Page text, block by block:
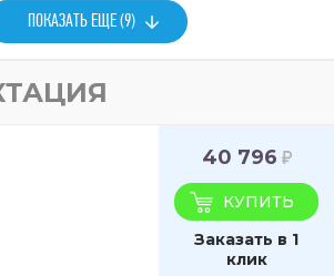
ПОКАЗАТЬ ЕЩЕ (9)
40 796
КУПИТЬ
Заказать в 1
клик